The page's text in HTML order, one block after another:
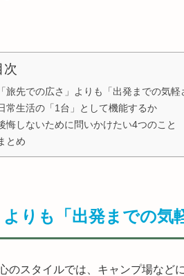
次
「旅先での広さ」よりも「出発までの気
常生活の「1台」として機能するか
悔しないために問いかけたい4つのこと
とめ
よりも「出発までの気
のスタイルでは、キャンプ場など